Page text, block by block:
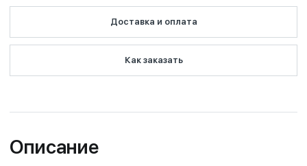
Доставка и оплата
Как заказать
Описание